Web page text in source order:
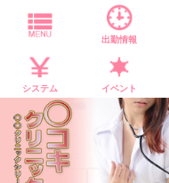
MENU 出勤情報
システム イベント